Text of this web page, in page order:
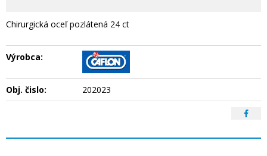
Chirurgická oceľ pozlátená 24 ct
Výrobca:
Obj. čislo: 202023